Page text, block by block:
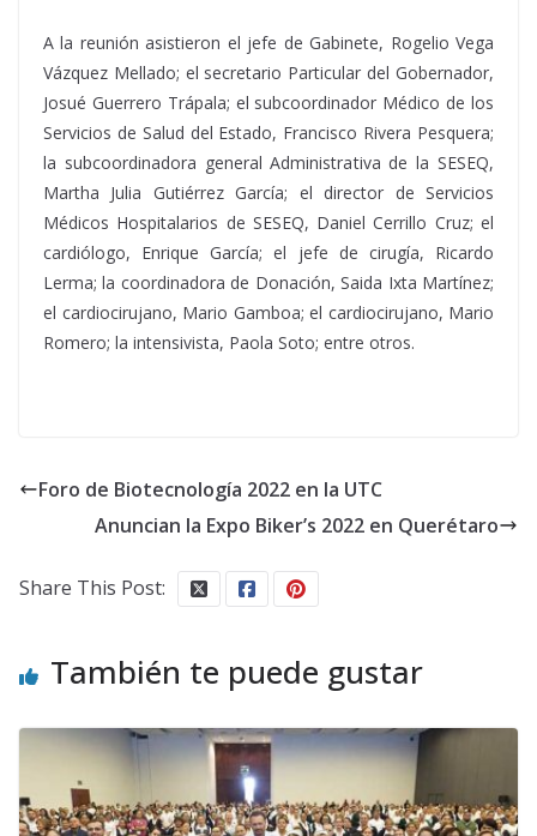
A la reunión asistieron el jefe de Gabinete, Rogelio Vega
Vázquez Mellado; el secretario Particular del Gobernador,
Josué Guerrero Trápala; el subcoordinador Médico de los
Servicios de Salud del Estado, Francisco Rivera Pesquera;
la subcoordinadora general Administrativa de la SESEQ,
Martha Julia Gutiérrez García; el director de Servicios
Médicos Hospitalarios de SESEQ, Daniel Cerrillo Cruz; el
cardiólogo, Enrique García; el jefe de cirugía, Ricardo
Lerma; la coordinadora de Donación, Saida Ixta Martínez;
el cardiocirujano, Mario Gamboa; el cardiocirujano, Mario
Romero; la intensivista, Paola Soto; entre otros.
Foro de Biotecnología 2022 en la UTC
Anuncian la Expo Biker’s 2022 en Querétaro
Share This Post:
También te puede gustar